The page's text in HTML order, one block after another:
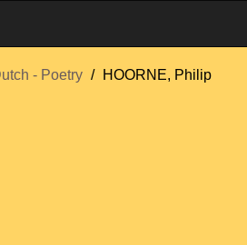
- Poetry HOORNE, Philip